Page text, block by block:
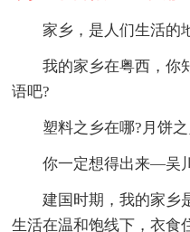
家乡，是人们生活的
我的家乡在粤西，你
语吧?
塑料之乡在哪?月饼
你一定想得出来—吴
建国时期，我的家乡
生活在温和饱线下，衣